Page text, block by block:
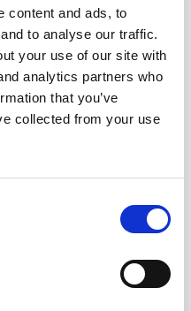
content and ads, to
to analyse our traffic.
your use of our site with
analytics partners who
that you’ve
collected from your use
även på
Klassisk gästbok 170x240